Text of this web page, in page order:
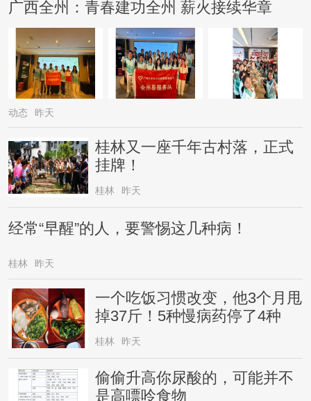
广西全州：青春建功全州 薪火接续华章
动态 昨天
桂林又一座千年古村落，正式
挂牌！
桂林 昨天
经常“早醒”的人，要警惕这几种病！
桂林 昨天
一个吃饭习惯改变，他3个月甩
掉37斤！5种慢病药停了4种
桂林 昨天
偷偷升高你尿酸的，可能并不
是高嘌呤食物